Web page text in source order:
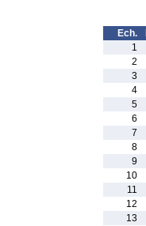
Ech.
1
2
3
4
5
6
7
8
9
10
11
12
13